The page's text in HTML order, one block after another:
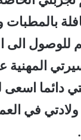
للوصول الى
المهنية
دائما
في